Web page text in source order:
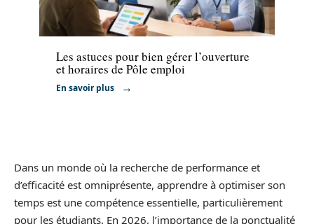
Actu
Les astuces pour bien gérer l’ouverture
et horaires de Pôle emploi
En savoir plus
Dans un monde où la recherche de performance et
d’efficacité est omniprésente, apprendre à optimiser son
temps est une compétence essentielle, particulièrement
pour les étudiants. En 2026, l’importance de la ponctualité